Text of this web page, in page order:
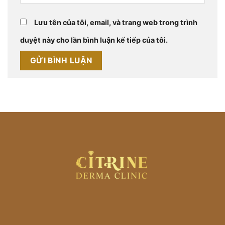
Lưu tên của tôi, email, và trang web trong trình
duyệt này cho lần bình luận kế tiếp của tôi.